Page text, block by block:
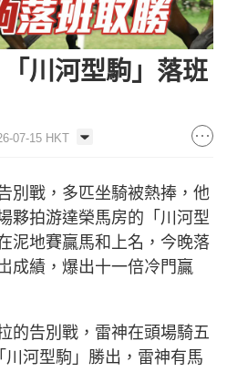
川河型駒」落班
07-15 HKT
別戰，多匹坐騎被熱捧，他
夥拍游達榮馬房的「川河型
泥地賽贏馬和上名，今晚落
成績，爆出十一倍冷門贏
的告別戰，雷神在頭場騎五
河型駒」勝出，雷神有馬